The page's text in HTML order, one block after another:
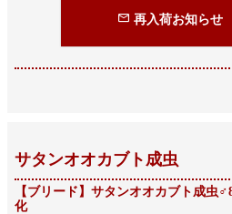
再入荷お知らせ
サタンオオカブト成虫
【ブリード】サタンオオカブト成
化